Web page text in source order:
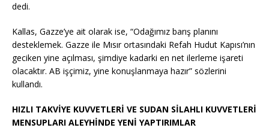
dedi.
Kallas, Gazze’ye ait olarak ise, “Odağımız barış planını
desteklemek. Gazze ile Mısır ortasındaki Refah Hudut Kapısı’nın
geciken yine açılması, şimdiye kadarki en net ilerleme işareti
olacaktır. AB işçimiz, yine konuşlanmaya hazır” sözlerini
kullandı.
HIZLI TAKVİYE KUVVETLERİ VE SUDAN SİLAHLI KUVVETLERİ
MENSUPLARI ALEYHİNDE YENİ YAPTIRIMLAR